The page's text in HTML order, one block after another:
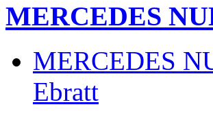
MERCEDES
MERCEDES
Ebratt